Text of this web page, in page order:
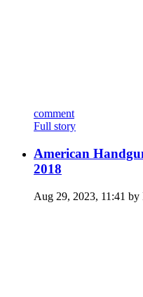
comment
Full story
American
2018
Aug 29, 2023, 11:41 by